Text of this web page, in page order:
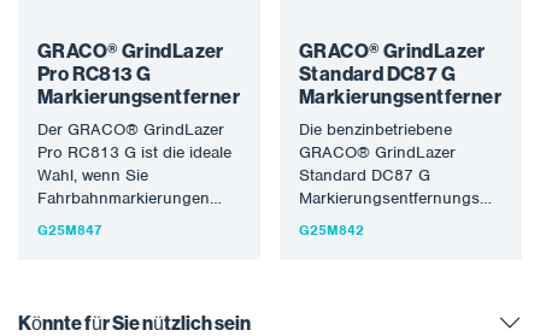
GRACO® GrindLazer
Pro RC813 G
Markierungsentferner
Der GRACO® GrindLazer
Pro RC813 G ist die ideale
Wahl, wenn Sie
Fahrbahnmarkierungen
ohne Rillen in der gefrästen
G25M847
GRACO® GrindLazer
Standard DC87 G
Markierungsentferner
Die benzinbetriebene
GRACO® GrindLazer
Standard DC87 G
gewährleistet die
G25M842
Könnte für Sie nützlich sein